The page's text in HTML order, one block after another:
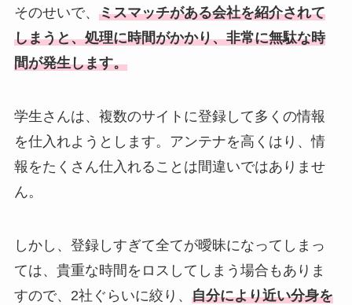
そのせいで、 ミスマッチがある会社を紹介されて
しまうと、処理に時間がかかり、非常に無駄な時
間が発生します。
学生さんは、複数のサイトに登録して多くの情報
を仕入れようとします。アンテナを高くはり、情
報をたくさん仕入れることは間違いではありませ
ん。
しかし、登録しすぎて全てが曖昧になってしまっ
ては、貴重な時間をロスしてしまう場合もありま
すので、2社ぐらいに絞り、 自分により近い分身を